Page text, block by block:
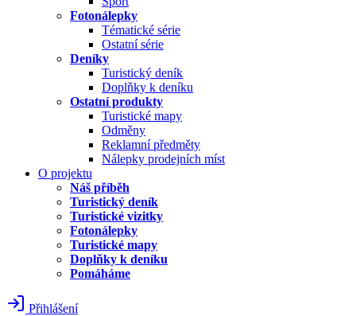
Fotonálepky
Tématické série
Ostatní série
Deníky
Turistický deník
Doplňky k deníku
Ostatní produkty
Turistické mapy
Odměny
Reklamní předměty
Nálepky prodejních míst
O projektu
Náš příběh
Turistický deník
Turistické vizitky
Fotonálepky
Turistické mapy
Doplňky k deníku
Pomáháme
Přihlášení